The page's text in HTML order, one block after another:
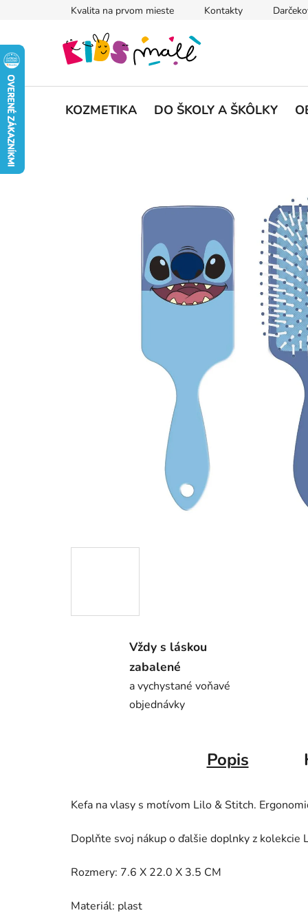
Kvalita na prvom mieste Kontakty
KOZMETIKA DO ŠKOLY A ŠKÔLKY
Vždy s láskou
zabalené
a vychystané voňavé
objednávky
Popis
Kefa na vlasy s motívom Lilo & Stitch.
Doplňte svoj nákup o ďalšie doplnky z kolekcie
Rozmery: 7.6 X 22.0 X 3.5 CM
Materiál: plast